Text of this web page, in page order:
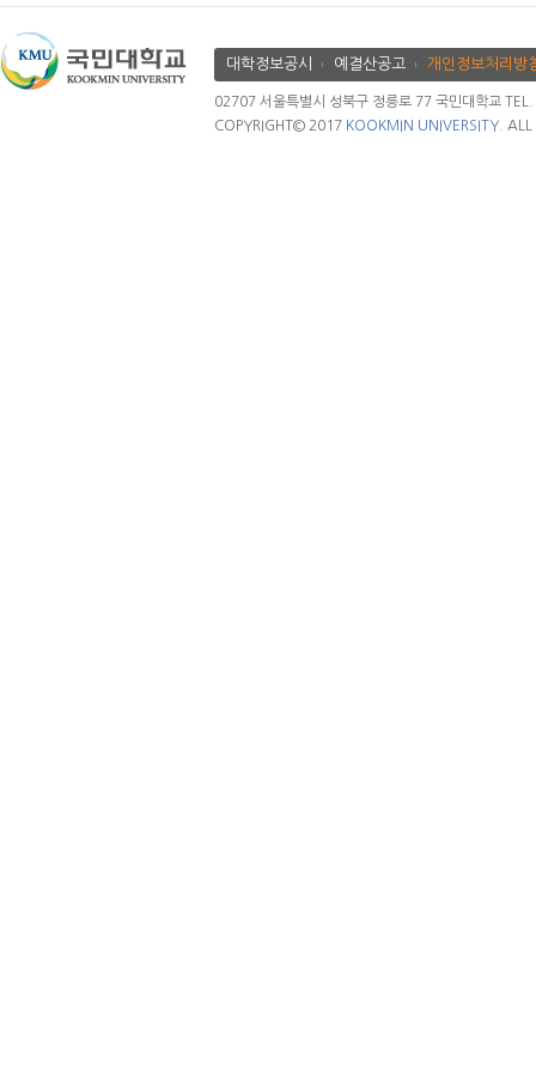
대학정보공시 예결산공고 개인정보처리방
02707 서울특별시 성북구 정릉로 77 국민대학교
COPYRIGHT© 2017 KOOKMIN UNIVERSITY. ALL